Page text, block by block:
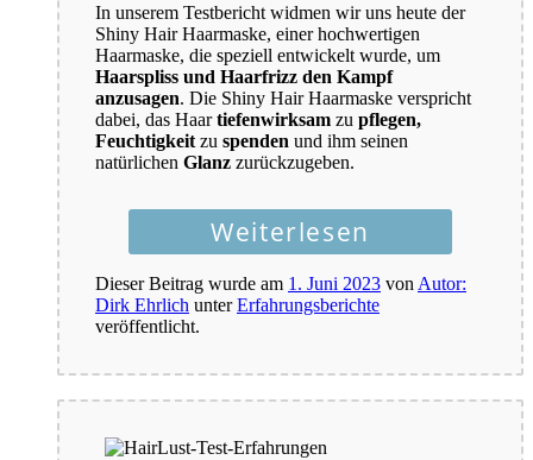
In unserem Testbericht widmen wir uns heute der
Shiny Hair Haarmaske, einer hochwertigen
Haarmaske, die speziell entwickelt wurde, um
Haarspliss und Haarfrizz den Kampf
anzusagen. Die Shiny Hair Haarmaske verspricht
dabei, das Haartiefenwirksam zu pflegen,
Feuchtigkeit zu spenden und ihm seinen
natürlichen Glanz zurückzugeben.
Weiterlesen
Dieser Beitrag wurde am 1. Juni 2023 von Autor:
Dirk Ehrlich unterErfahrungsberichte
veröffentlicht.